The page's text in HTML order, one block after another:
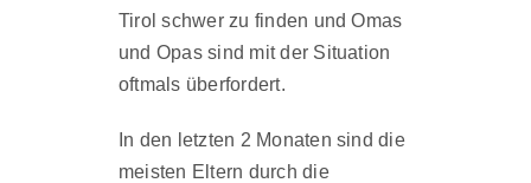
Tirol schwer zu finden und Omas
und Opas sind mit der Situation
oftmals überfordert.
In den letzten 2 Monaten sind die
meisten Eltern durch die